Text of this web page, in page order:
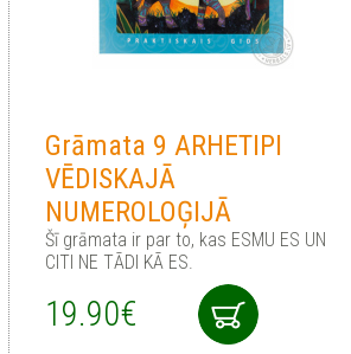
Grāmata 9 ARHETIPI
VĒDISKAJĀ
NUMEROLOĢIJĀ
Šī grāmata ir par to, kas ESMU ES UN
CITI NE TĀDI KĀ ES.
19.90€